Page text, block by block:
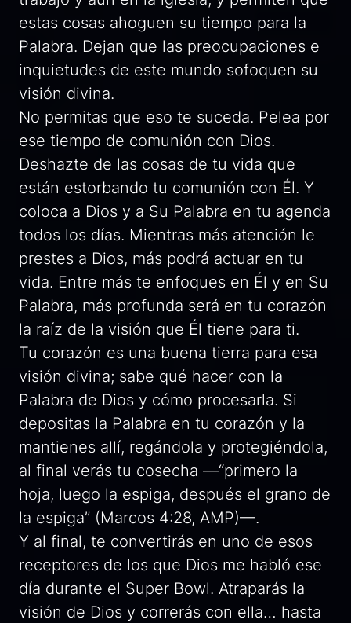
estas cosas ahoguen su tiempo para la
Palabra. Dejan que las preocupaciones e
inquietudes de este mundo sofoquen su
visión divina.
No permitas que eso te suceda. Pelea por
ese tiempo de comunión con Dios.
Deshazte de las cosas de tu vida que
están estorbando tu comunión con Él. Y
coloca a Dios y a Su Palabra en tu agenda
todos los días. Mientras más atención le
prestes a Dios, más podrá actuar en tu
vida. Entre más te enfoques en Él y en Su
Palabra, más profunda será en tu corazón
la raíz de la visión que Él tiene para ti.
Tu corazón es una buena tierra para esa
visión divina; sabe qué hacer con la
Palabra de Dios y cómo procesarla. Si
depositas la Palabra en tu corazón y la
mantienes allí, regándola y protegiéndola,
al final verás tu cosecha —“primero la
hoja, luego la espiga, después el grano de
la espiga” (Marcos 4:28, AMP)—.
Y al final, te convertirás en uno de esos
receptores de los que Dios me habló ese
día durante el Super Bowl. Atraparás la
visión de Dios y correrás con ella… hasta